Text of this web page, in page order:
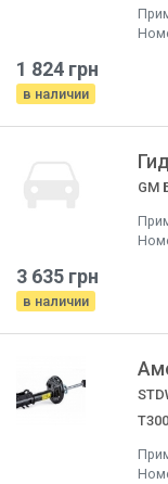
1 824 грн
в наличии
GM
3 635 грн
в наличии
T300